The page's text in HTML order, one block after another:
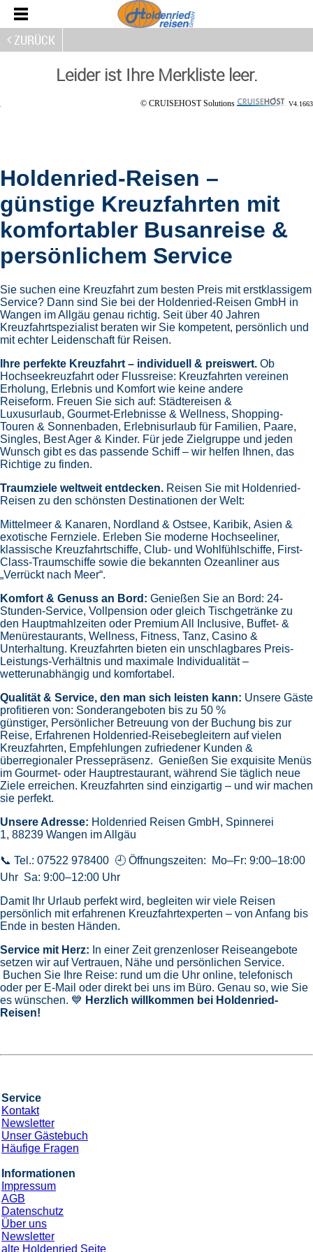
ZURÜCK
Leider ist Ihre Merkliste leer.
© CRUISEHOST Solutions V4.1663
Holdenried-Reisen –
günstige Kreuzfahrten mit
komfortabler Busanreise &
persönlichem Service
Sie suchen eine Kreuzfahrt zum besten Preis mit erstklassigem
Service? Dann sind Sie bei der Holdenried-Reisen GmbH in
Wangen im Allgäu genau richtig. Seit über 40 Jahren
Kreuzfahrtspezialist beraten wir Sie kompetent, persönlich und
mit echter Leidenschaft für Reisen.
Ihre perfekte Kreuzfahrt – individuell & preiswert. Ob
Hochseekreuzfahrt oder Flussreise: Kreuzfahrten vereinen
Erholung, Erlebnis und Komfort wie keine andere
Reiseform. Freuen Sie sich auf: Städtereisen &
Luxusurlaub, Gourmet-Erlebnisse & Wellness, Shopping-
Touren & Sonnenbaden, Erlebnisurlaub für Familien, Paare,
Singles, Best Ager & Kinder. Für jede Zielgruppe und jeden
Wunsch gibt es das passende Schiff – wir helfen Ihnen, das
Richtige zu finden.
Traumziele weltweit entdecken. Reisen Sie mit Holdenried-
Reisen zu den schönsten Destinationen der Welt:
Mittelmeer & Kanaren, Nordland & Ostsee, Karibik, Asien &
exotische Fernziele. Erleben Sie moderne Hochseeliner,
klassische Kreuzfahrtschiffe, Club- und Wohlfühlschiffe, First-
Class-Traumschiffe sowie die bekannten Ozeanliner aus
„Verrückt nach Meer“.
Komfort & Genuss an Bord: Genießen Sie an Bord: 24-
Stunden-Service, Vollpension oder gleich Tischgetränke zu
den Hauptmahlzeiten oder Premium All Inclusive, Buffet- &
Menürestaurants, Wellness, Fitness, Tanz, Casino &
Unterhaltung. Kreuzfahrten bieten ein unschlagbares Preis-
Leistungs-Verhältnis und maximale Individualität –
wetterunabhängig und komfortabel.
Qualität & Service, den man sich leisten kann: Unsere Gäste
profitieren von: Sonderangeboten bis zu 50 %
günstiger, Persönlicher Betreuung von der Buchung bis zur
Reise, Erfahrenen Holdenried-Reisebegleitern auf vielen
Kreuzfahrten, Empfehlungen zufriedener Kunden &
überregionaler Pressepräsenz. Genießen Sie exquisite Menüs
im Gourmet- oder Hauptrestaurant, während Sie täglich neue
Ziele erreichen. Kreuzfahrten sind einzigartig – und wir machen
sie perfekt.
Unsere Adresse: Holdenried Reisen GmbH, Spinnerei
1, 88239 Wangen im Allgäu
📞 Tel.: 07522 978400 🕘 Öffnungszeiten: Mo–Fr: 9:00–18:00
Uhr Sa: 9:00–12:00 Uhr
Damit Ihr Urlaub perfekt wird, begleiten wir viele Reisen
persönlich mit erfahrenen Kreuzfahrtexperten – von Anfang bis
Ende in besten Händen.
Service mit Herz: In einer Zeit grenzenloser Reiseangebote
setzen wir auf Vertrauen, Nähe und persönlichen Service.
Buchen Sie Ihre Reise: rund um die Uhr online, telefonisch
oder per E-Mail oder direkt bei uns im Büro. Genau so, wie Sie
es wünschen. 💙 Herzlich willkommen bei Holdenried-
Reisen!
Service
Kontakt
Newsletter
Unser Gästebuch
Häufige Fragen
Informationen
Impressum
AGB
Datenschutz
Über uns
Newsletter
alte Holdenried Seite